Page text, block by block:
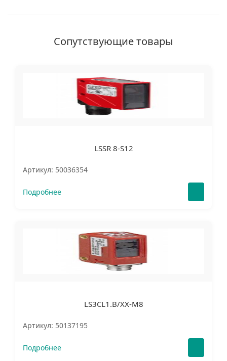
Сопутствующие товары
LSSR 8-S12
Артикул: 50036354
Подробнее
LS3CL1.B/XX-M8
Артикул: 50137195
Подробнее